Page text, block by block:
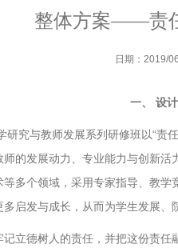
整体方案——责
日期：2019/
一、 设
究与教师发展系列研修班以“责
的发展动力、专业能力与创新
多个领域，采用专家指导、教
启发与成长，从而为学生发展、
立德树人的责任，并把这份责